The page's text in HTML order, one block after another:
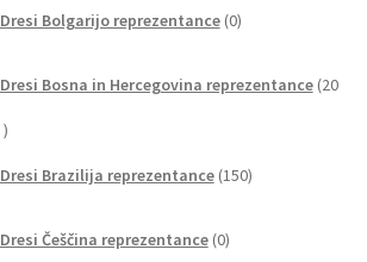
Dresi Bolgarijo reprezentance 0izdelkov
Dresi Bosna in Hercegovina reprezentance 20
20
Dresi Brazilija reprezentance 150izdelkov
Dresi Češčina reprezentance 0izdelkov